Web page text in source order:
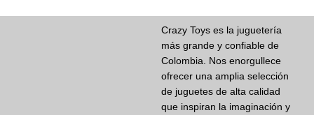
Crazy Toys es la juguetería
más grande y confiable de
Colombia. Nos enorgullece
ofrecer una amplia selección
de juguetes de alta calidad
que inspiran la imaginación y